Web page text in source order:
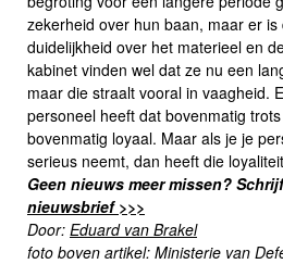
zekerheid over hun baan, maar er
duidelijkheid over het materieel en
kabinet vinden wel dat ze nu een
maar die straalt vooral in vaagheid.
personeel heeft dat bovenmatig
bovenmatig loyaal. Maar als je je
serieus neemt, dan heeft die
Geen nieuws meer missen?
nieuwsbrief >>>
Door: Eduard van Brakel
foto boven artikel: Ministerie van